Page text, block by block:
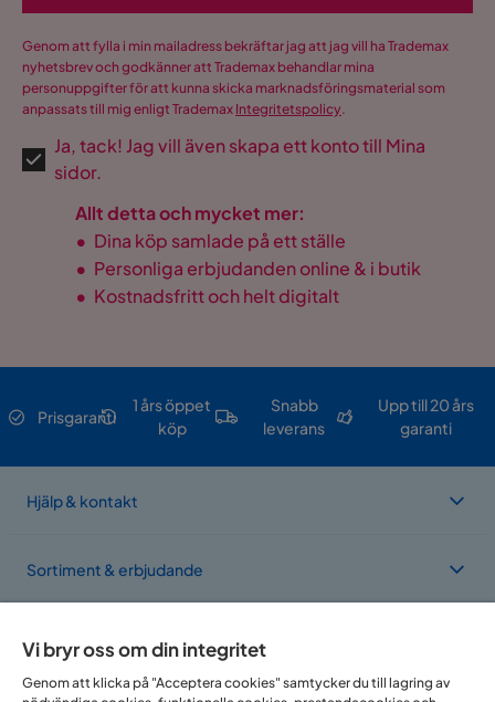
Genom att fylla i min mailadress bekräftar jag att jag vill ha Trademax
nyhetsbrev och godkänner att Trademax behandlar mina
personuppgifter för att kunna skicka marknadsföringsmaterial som
anpassats till mig enligt Trademax Integritetspolicy.
Ja, tack! Jag vill även skapa ett konto till Mina
sidor.
Allt detta och mycket mer:
• Dina köp samlade på ett ställe
• Personliga erbjudanden online & i butik
• Kostnadsfritt och helt digitalt
Prisgaranti
1 års öppet
köp
Snabb
leverans
Upp till 20 års
garanti
Hjälp & kontakt
Sortiment & erbjudande
Om Trademax
Vi bryr oss om din integritet
Genom att klicka på "Acceptera cookies" samtycker du till lagring av